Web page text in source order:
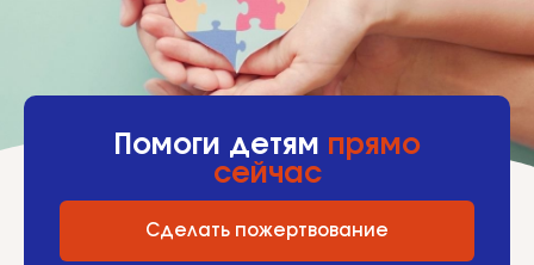
Помоги детям прямо
сейчас
Сделать пожертвование